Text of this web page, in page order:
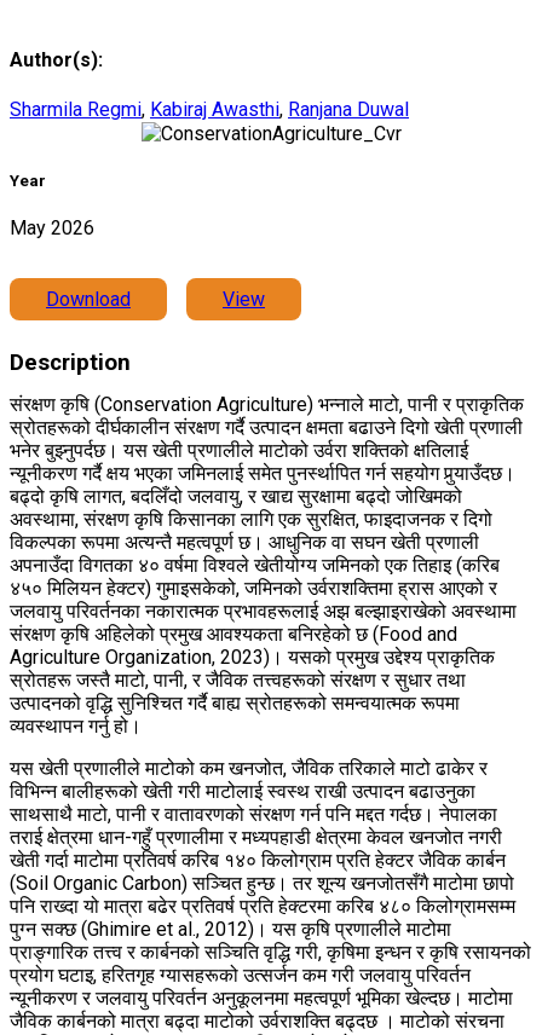
Author(s):
Sharmila Regmi, Kabiraj Awasthi, Ranjana Duwal
Year
May 2026
Download View
Description
संरक्षण कृषि (Conservation Agriculture) भन्नाले माटो, पानी र प्राकृतिक
स्रोतहरूको दीर्घकालीन संरक्षण गर्दै उत्पादन क्षमता बढाउने दिगो खेती प्रणाली
भनेर बुझ्नुपर्दछ। यस खेती प्रणालीले माटोको उर्वरा शक्तिको क्षतिलाई
न्यूनीकरण गर्दै क्षय भएका जमिनलाई समेत पुनर्स्थापित गर्न सहयोग पुर्‍याउँदछ।
बढ्दो कृषि लागत, बदलिँदो जलवायु, र खाद्य सुरक्षामा बढ्दो जोखिमको
अवस्थामा, संरक्षण कृषि किसानका लागि एक सुरक्षित, फाइदाजनक र दिगो
विकल्पका रूपमा अत्यन्तै महत्वपूर्ण छ। आधुनिक वा सघन खेती प्रणाली
अपनाउँदा विगतका ४० वर्षमा विश्वले खेतीयोग्य जमिनको एक तिहाइ (करिब
४५० मिलियन हेक्टर) गुमाइसकेको, जमिनको उर्वराशक्तिमा ह्रास आएको र
जलवायु परिवर्तनका नकारात्मक प्रभावहरूलाई अझ बल्झाइराखेको अवस्थामा
संरक्षण कृषि अहिलेको प्रमुख आवश्यकता बनिरहेको छ (Food and
Agriculture Organization, 2023)। यसको प्रमुख उद्देश्य प्राकृतिक
स्रोतहरू जस्तै माटो, पानी, र जैविक तत्त्वहरूको संरक्षण र सुधार तथा
उत्पादनको वृद्धि सुनिश्चित गर्दै बाह्य स्रोतहरूको समन्वयात्मक रूपमा
व्यवस्थापन गर्नु हो।
यस खेती प्रणालीले माटोको कम खनजोत, जैविक तरिकाले माटो ढाकेर र
विभिन्न बालीहरूको खेती गरी माटोलाई स्वस्थ राखी उत्पादन बढाउनुका
साथसाथै माटो, पानी र वातावरणको संरक्षण गर्न पनि मद्दत गर्दछ। नेपालका
तराई क्षेत्रमा धान-गहुँ प्रणालीमा र मध्यपहाडी क्षेत्रमा केवल खनजोत नगरी
खेती गर्दा माटोमा प्रतिवर्ष करिब १४० किलोग्राम प्रति हेक्टर जैविक कार्बन
(Soil Organic Carbon) सञ्चित हुन्छ। तर शून्य खनजोतसँगै माटोमा छापो
पनि राख्दा यो मात्रा बढेर प्रतिवर्ष प्रति हेक्टरमा करिब ४८० किलोग्रामसम्म
पुग्न सक्छ (Ghimire et al., 2012)। यस कृषि प्रणालीले माटोमा
प्राङ्गारिक तत्त्व र कार्बनको सञ्चिति वृद्धि गरी, कृषिमा इन्धन र कृषि रसायनको
प्रयोग घटाइ, हरितगृह ग्यासहरूको उत्सर्जन कम गरी जलवायु परिवर्तन
न्यूनीकरण र जलवायु परिवर्तन अनुकूलनमा महत्वपूर्ण भूमिका खेल्दछ। माटोमा
जैविक कार्बनको मात्रा बढ्दा माटोको उर्वराशक्ति बढ्दछ । माटोको संरचना